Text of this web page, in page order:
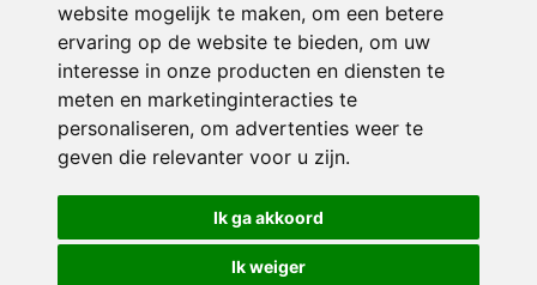
website mogelijk te maken, om een betere
ervaring op de website te bieden, om uw
interesse in onze producten en diensten te
meten en marketinginteracties te
personaliseren, om advertenties weer te
geven die relevanter voor u zijn.
Ik ga akkoord
Ik weiger
© 2026 ’t Palet Holy | Alle rechten voorbehouden
Privacy policy|Disclaimer| Klachtenregeling|RSIN en Anbi
voorkeuren
Crealisatie The MindOffice